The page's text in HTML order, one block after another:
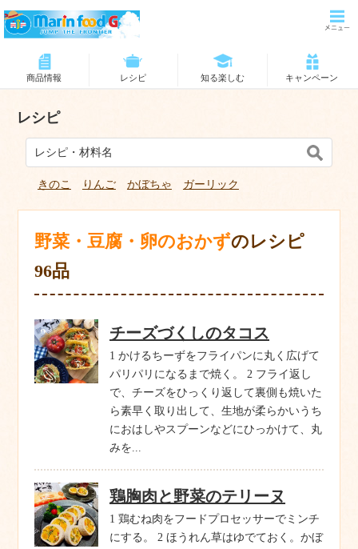
商品情報 レシピ 知る楽しむ キャンペーン
レシピ
きのこ りんご かぼちゃ ガーリック
野菜・豆腐・卵のおかずのレシピ
96品
チーズづくしのタコス
1 かけるちーずをフライパンに丸く広げて
パリパリになるまで焼く。 2 フライ返し
で、チーズをひっくり返して裏側も焼いた
ら素早く取り出して、生地が柔らかいうち
におはしやスプーンなどにひっかけて、丸
みを...
鶏胸肉と野菜のテリーヌ
1 鶏むね肉をフードプロセッサーでミンチ
にする。 2 ほうれん草はゆでておく。かぼ